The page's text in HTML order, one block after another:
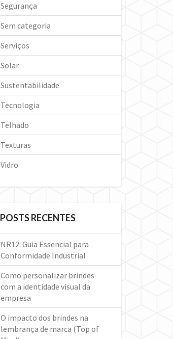
Segurança
Sem categoria
Serviços
Solar
Sustentabilidade
Tecnologia
Telhado
Texturas
Vidro
POSTS RECENTES
NR12: Guia Essencial para
Conformidade Industrial
Como personalizar brindes
com a identidade visual da
empresa
O impacto dos brindes na
lembrança de marca (Top of